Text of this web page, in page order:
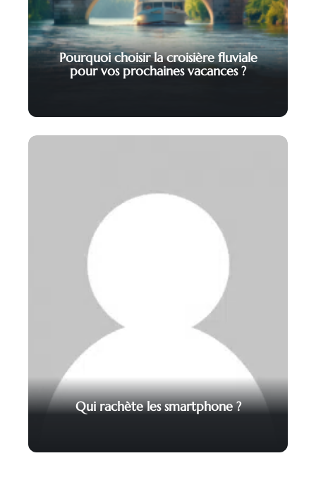
Pourquoi choisir la croisière fluviale
pour vos prochaines vacances ?
Qui rachète les smartphone ?